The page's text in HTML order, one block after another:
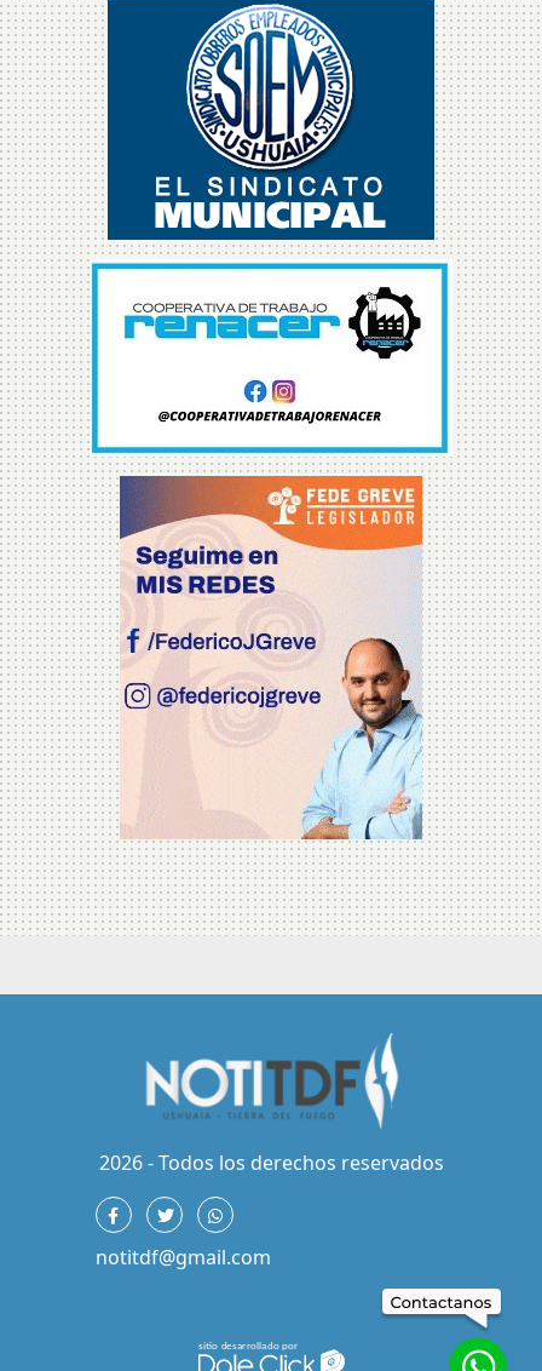
2026 - Todos los derechos reservados
notitdf@gmail.com